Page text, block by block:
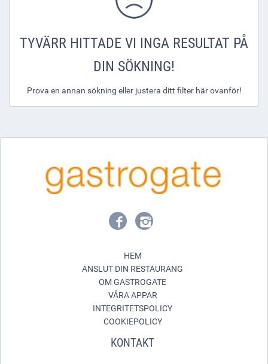
TYVÄRR HITTADE VI INGA RESULTAT PÅ
DIN SÖKNING!
Prova en annan sökning eller justera ditt filter här ovanför!
HEM
ANSLUT DIN RESTAURANG
OM GASTROGATE
VÅRA APPAR
INTEGRITETSPOLICY
COOKIEPOLICY
KONTAKT